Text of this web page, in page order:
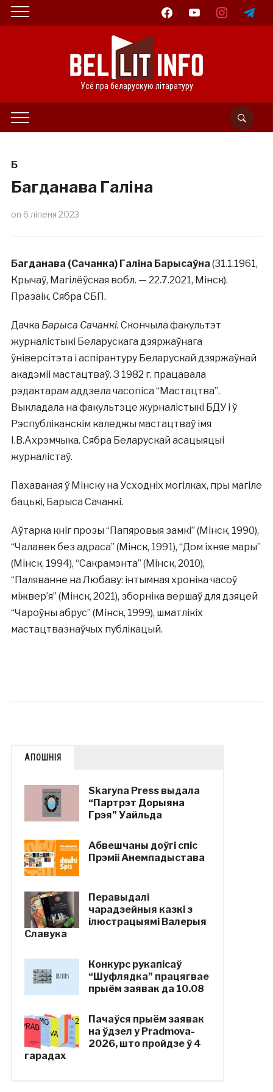
facebookyoutube instagramtelegram
Усё пра беларускую літаратуру
Б
Багданава Галіна
on 6 ліпеня 2023
Багданава (Сачанка) Галіна Барысаўна (31.1.1961,
Крычаў, Магілёўская вобл. — 22.7.2021, Мінск).
Празаік. Сябра СБП.
Дачка Барыса Сачанкі. Скончыла факультэт
журналістыкі Беларускага дзяржаўнага
ўніверсітэта і аспірантуру Беларускай дзяржаўнай
акадэміі мастацтваў. З 1982 г. працавала
рэдактарам аддзела часопіса “Мастацтва”.
Выкладала на факультэце журналістыкі БДУ і ў
Рэспубліканскім каледжы мастацтваў імя
І.В.Ахрэмчыка. Сябра Беларускай асацыяцыі
журналістаў.
Пахаваная ў Мінску на Усходніх могілках, пры магіле
бацькі, Барыса Сачанкі.
Аўтарка кніг прозы “Папяровыя замкі” (Мінск, 1990),
“Чалавек без адраса” (Мінск, 1991), “Дом іхняе мары”
(Мінск, 1994), “Сакрамэнта” (Мінск, 2010),
“Паляванне на Любаву: інтымная хроніка часоў
міжвер’я” (Мінск, 2021), зборніка вершаў для дзяцей
“Чароўны абрус” (Мінск, 1999), шматлікіх
мастацтвазнаўчых публікацый.
АПОШНІЯ
Skaryna Press выдала
“Партрэт Дорыяна
Грэя” Уайльда
Абвешчаны доўгі спіс
Прэміі Анемпадыстава
Перавыдалі
чарадзейныя казкі з
ілюстрацыямі Валерыя
Славука
Конкурс рукапісаў
“Шуфлядка” працягвае
прыём заявак да 10.08
Пачаўся прыём заявак
на ўдзел у Pradmova-
2026, што пройдзе ў 4
гарадах